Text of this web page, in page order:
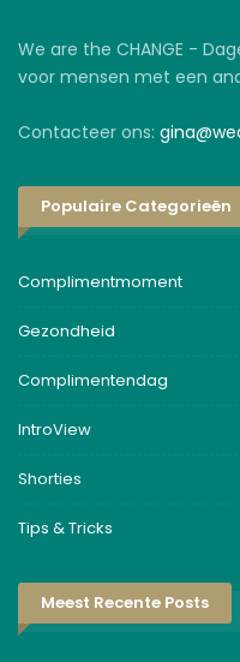
We are the CHANGE -
voor mensen met een
Contacteer ons:
Populaire Categorieën
Complimentmoment
Gezondheid
Complimentendag
IntroView
Shorties
Tips & Tricks
Meest Recente Posts